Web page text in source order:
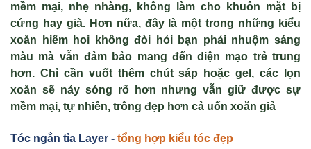
mềm mại, nhẹ nhàng, không làm cho khuôn mặt bị
cứng hay già. Hơn nữa, đây là một trong những kiểu
xoăn hiếm hoi không đòi hỏi bạn phải nhuộm sáng
màu mà vẫn đảm bảo mang đến diện mạo trẻ trung
hơn. Chỉ cần vuốt thêm chút sáp hoặc gel, các lọn
xoăn sẽ nảy sóng rõ hơn nhưng vẫn giữ được sự
mềm mại, tự nhiên, trông đẹp hơn cả uốn xoăn giả
Tóc ngắn tỉa Layer - tổng hợp kiểu tóc đẹp